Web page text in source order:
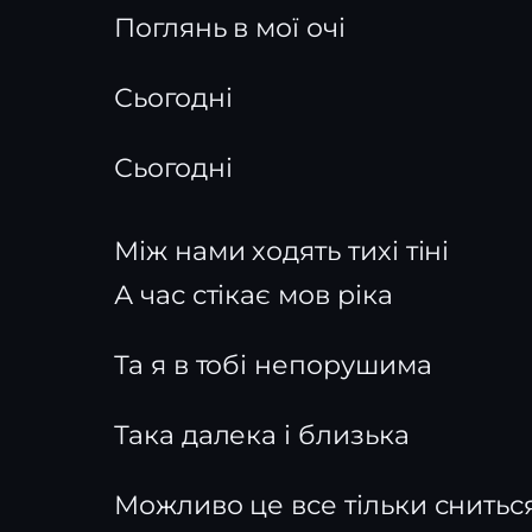
Поглянь в мої очі
Сьогодні
Сьогодні
Між нами ходять тихі тіні
А час стікає мов ріка
Та я в тобі непорушима
Така далека і близька
Можливо це все тільки